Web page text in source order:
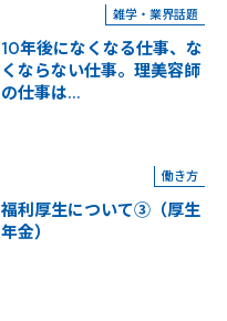
雑学・業界話題
10年後になくなる仕事、な
くならない仕事。理美容師
の仕事は...
働き方
福利厚生について③（厚生
年金）